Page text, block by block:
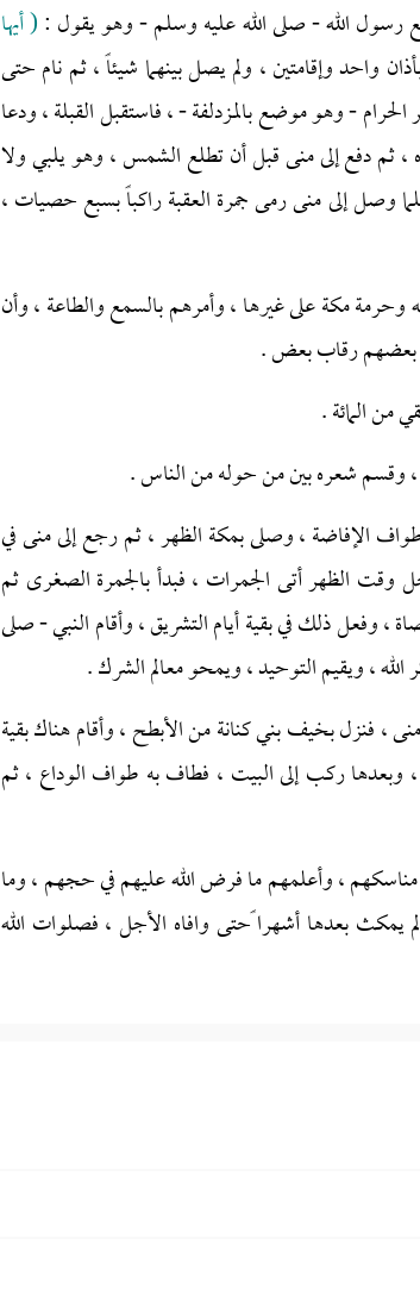
الله - صلى الله عليه وسلم - وهو يقول :( أيها
واحد وإقامتين ، ولم يصل بينهما شيئاً ، ثم نام حتى
- وهو موضع بالمزدلفة - ، فاستقبل القبلة ، ودعا
، ثم دفع إلى منى قبل أن تطلع الشمس ، وهو يلبي ولا
وصل إلى منى رمى جمرة العقبة راكباً بسبع حصيات ،
مكة على غيرها ، وأمرهم بالسمع والطاعة ، وأن
بعضهم رقاب بعض .
من المائة .
وقسم شعره بين من حوله من الناس .
الإفاضة ، وصلى بمكة الظهر ، ثم رجع إلى منى في
وقت الظهر أتى الجمرات ، فبدأ بالجمرة الصغرى ثم
وفعل ذلك في بقية أيام التشريق ، وأقام النبي - صلى
، ويقيم التوحيد ، ويمحو معالم الشرك .
، فنزل بخيف بني كنانة من الأبطح ، وأقام هناك بقية
وبعدها ركب إلى البيت ، فطاف به طواف الوداع ، ثم
، وأعلمهم ما فرض الله عليهم في حجهم ، وما
بعدها أشهرا ًحتى وافاه الأجل ، فصلوات الله